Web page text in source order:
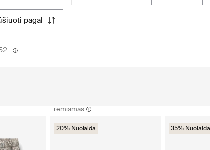
pagal
remiamas
20% Nuolaida 35% Nuolaida